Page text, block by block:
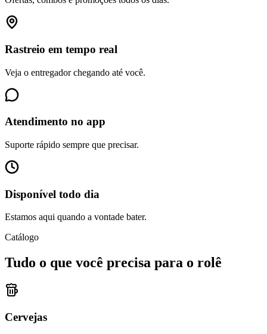
Rastreio em tempo real
Veja o entregador chegando até você.
Atendimento no app
Suporte rápido sempre que precisar.
Disponível todo dia
Estamos aqui quando a vontade bater.
Catálogo
Tudo o que você precisa para o rolê
Cervejas